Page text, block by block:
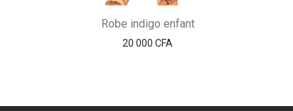
Robe indigo enfant
20 000 CFA